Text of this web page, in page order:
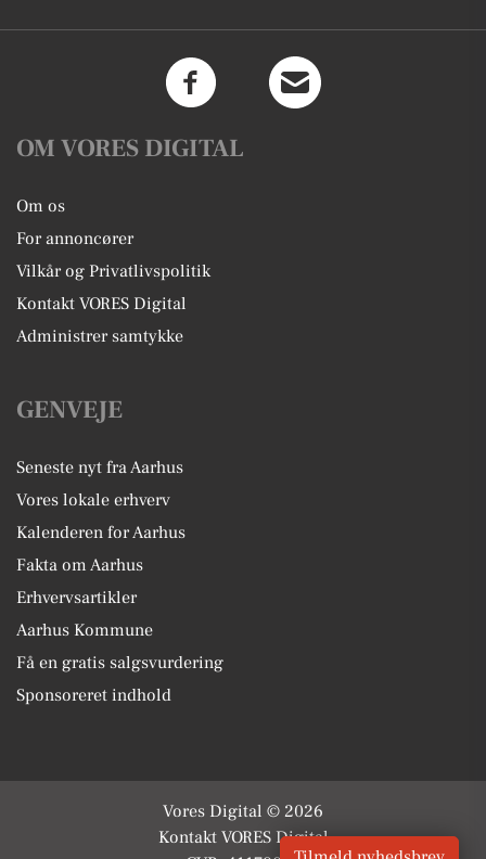
OM VORES DIGITAL
Om os
For annoncører
Vilkår og Privatlivspolitik
Kontakt VORES Digital
Administrer samtykke
GENVEJE
Seneste nyt fra Aarhus
Vores lokale erhverv
Kalenderen for Aarhus
Fakta om Aarhus
Erhvervsartikler
Aarhus Kommune
Få en gratis salgsvurdering
Sponsoreret indhold
Vores Digital © 2026
Kontakt VORES Digital